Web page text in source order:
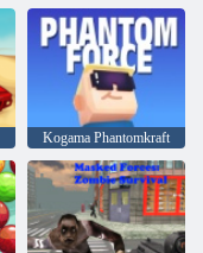
Kogama Phantomkraft